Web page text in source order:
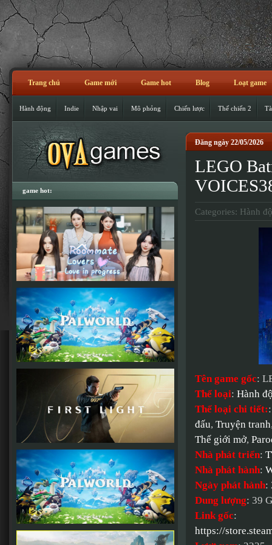
Trang chủ Game mới Game hot Blog Loạt game
Hành động Indie Nhập vai Mô phỏng Chiến lược Thế chiến 2
Đăng ngày 22/05/2026
LEGO
Categories: Hành
Tên game gốc:
Thể loại: Hành
Thể loại chi tiết:
đấu, Truyện tranh
Thế giới mở,
Nhà phát triển:
Nhà phát hành:
Ngày phát hành:
Dung lượng: 39
Link gốc:
https://
game hot: